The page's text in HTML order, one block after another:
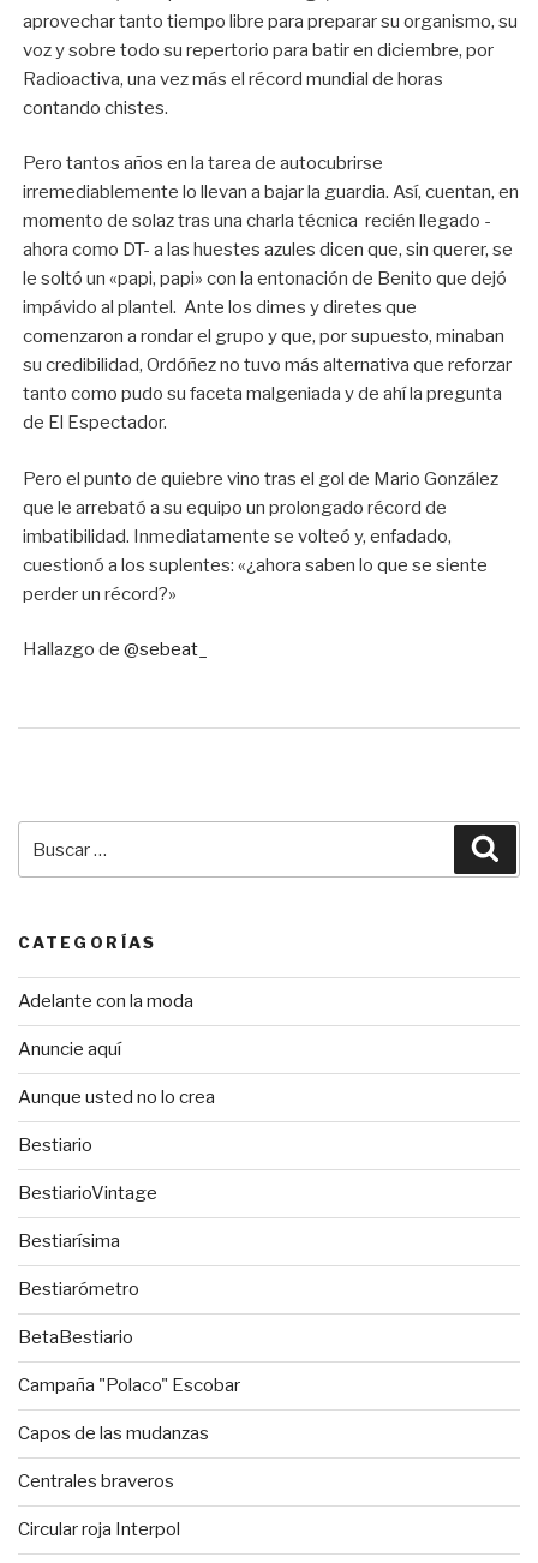
aprovechar tanto tiempo libre para preparar su organismo, su
voz y sobre todo su repertorio para batir en diciembre, por
Radioactiva, una vez más el récord mundial de horas
contando chistes.
Pero tantos años en la tarea de autocubrirse
irremediablemente lo llevan a bajar la guardia. Así, cuentan, en
momento de solaz tras una charla técnica recién llegado -
ahora como DT- a las huestes azules dicen que, sin querer, se
le soltó un «papi, papi» con la entonación de Benito que dejó
impávido al plantel. Ante los dimes y diretes que
comenzaron a rondar el grupo y que, por supuesto, minaban
su credibilidad, Ordóñez no tuvo más alternativa que reforzar
tanto como pudo su faceta malgeniada y de ahí la pregunta
de El Espectador.
Pero el punto de quiebre vino tras el gol de Mario González
que le arrebató a su equipo un prolongado récord de
imbatibilidad. Inmediatamente se volteó y, enfadado,
cuestionó a los suplentes: «¿ahora saben lo que se siente
perder un récord?»
Hallazgo de@sebeat_
CATEGORÍAS
Adelante con la moda
Anuncie aquí
Aunque usted no lo crea
Bestiario
BestiarioVintage
Bestiarísima
Bestiarómetro
BetaBestiario
Campaña "Polaco" Escobar
Capos de las mudanzas
Centrales braveros
Circular roja Interpol